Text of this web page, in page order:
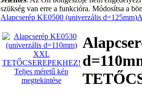
szükség van erre a funkcióra. Módosítsa a
Alapcserép KE0500 (univerzális d=125mm)
Teljes méretű kép
megtekintése